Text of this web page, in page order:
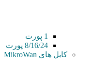
1 پورت
8/16/24 پورت
کابل های MikroWan